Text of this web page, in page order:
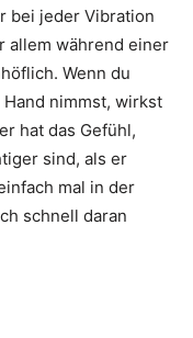
bei jeder Vibration
allem während einer
Wenn du
nimmst, wirkst
hat das Gefühl,
sind, als er
mal in der
schnell daran